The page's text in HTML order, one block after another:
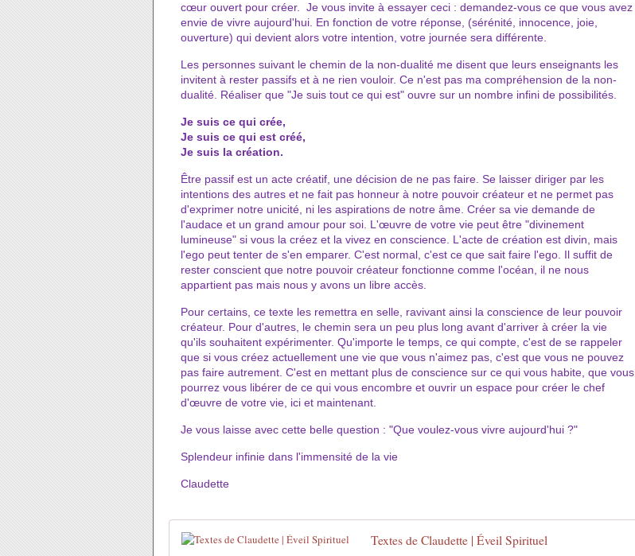
cœur ouvert pour créer. Je vous invite à essayer ceci : demandez-vous ce que vous avez
envie de vivre aujourd'hui. En fonction de votre réponse, (sérénité, innocence, joie,
ouverture) qui devient alors votre intention, votre journée sera différente.
Les personnes suivant le chemin de la non-dualité me disent que leurs enseignants les
invitent à rester passifs et à ne rien vouloir. Ce n'est pas ma compréhension de la non-
dualité. Réaliser que "Je suis tout ce qui est" ouvre sur un nombre infini de possibilités.
Je suis ce qui crée,
Je suis ce qui est créé,
Je suis la création.
Être passif est un acte créatif, une décision de ne pas faire. Se laisser diriger par les
intentions des autres et ne fait pas honneur à notre pouvoir créateur et ne permet pas
d'exprimer notre unicité, ni les aspirations de notre âme. Créer sa vie demande de
l'audace et un grand amour pour soi. L'œuvre de votre vie peut être "divinement
lumineuse" si vous la créez et la vivez en conscience. L'acte de création est divin, mais
l'ego peut tenter de s'en emparer. C'est normal, c'est ce que sait faire l'ego. Il suffit de
rester conscient que notre pouvoir créateur fonctionne comme l'océan, il ne nous
appartient pas mais nous y avons un libre accès.
Pour certains, ce texte les remettra en selle, ravivant ainsi la conscience de leur pouvoir
créateur. Pour d'autres, le chemin sera un peu plus long avant d'arriver à créer la vie
qu'ils souhaitent expérimenter. Qu'importe le temps, ce qui compte, c'est de se rappeler
que si vous créez actuellement une vie que vous n'aimez pas, c'est que vous ne pouvez
pas faire autrement. C'est en mettant plus de conscience sur ce qui vous habite, que vous
pourrez vous libérer de ce qui vous encombre et ouvrir un espace pour créer le chef
d'œuvre de votre vie, ici et maintenant.
Je vous laisse avec cette belle question : "Que voulez-vous vivre aujourd'hui ?"
Splendeur infinie dans l'immensité de la vie
Claudette
Textes de Claudette | Éveil Spirituel